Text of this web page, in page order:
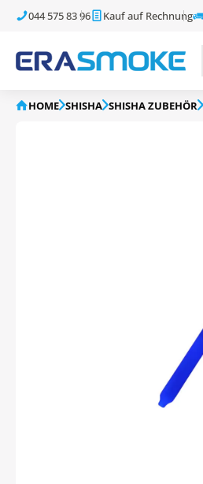
044 575 83 96 Kauf auf Rechnung
HOME SHISHA SHISHA ZUBEHÖR